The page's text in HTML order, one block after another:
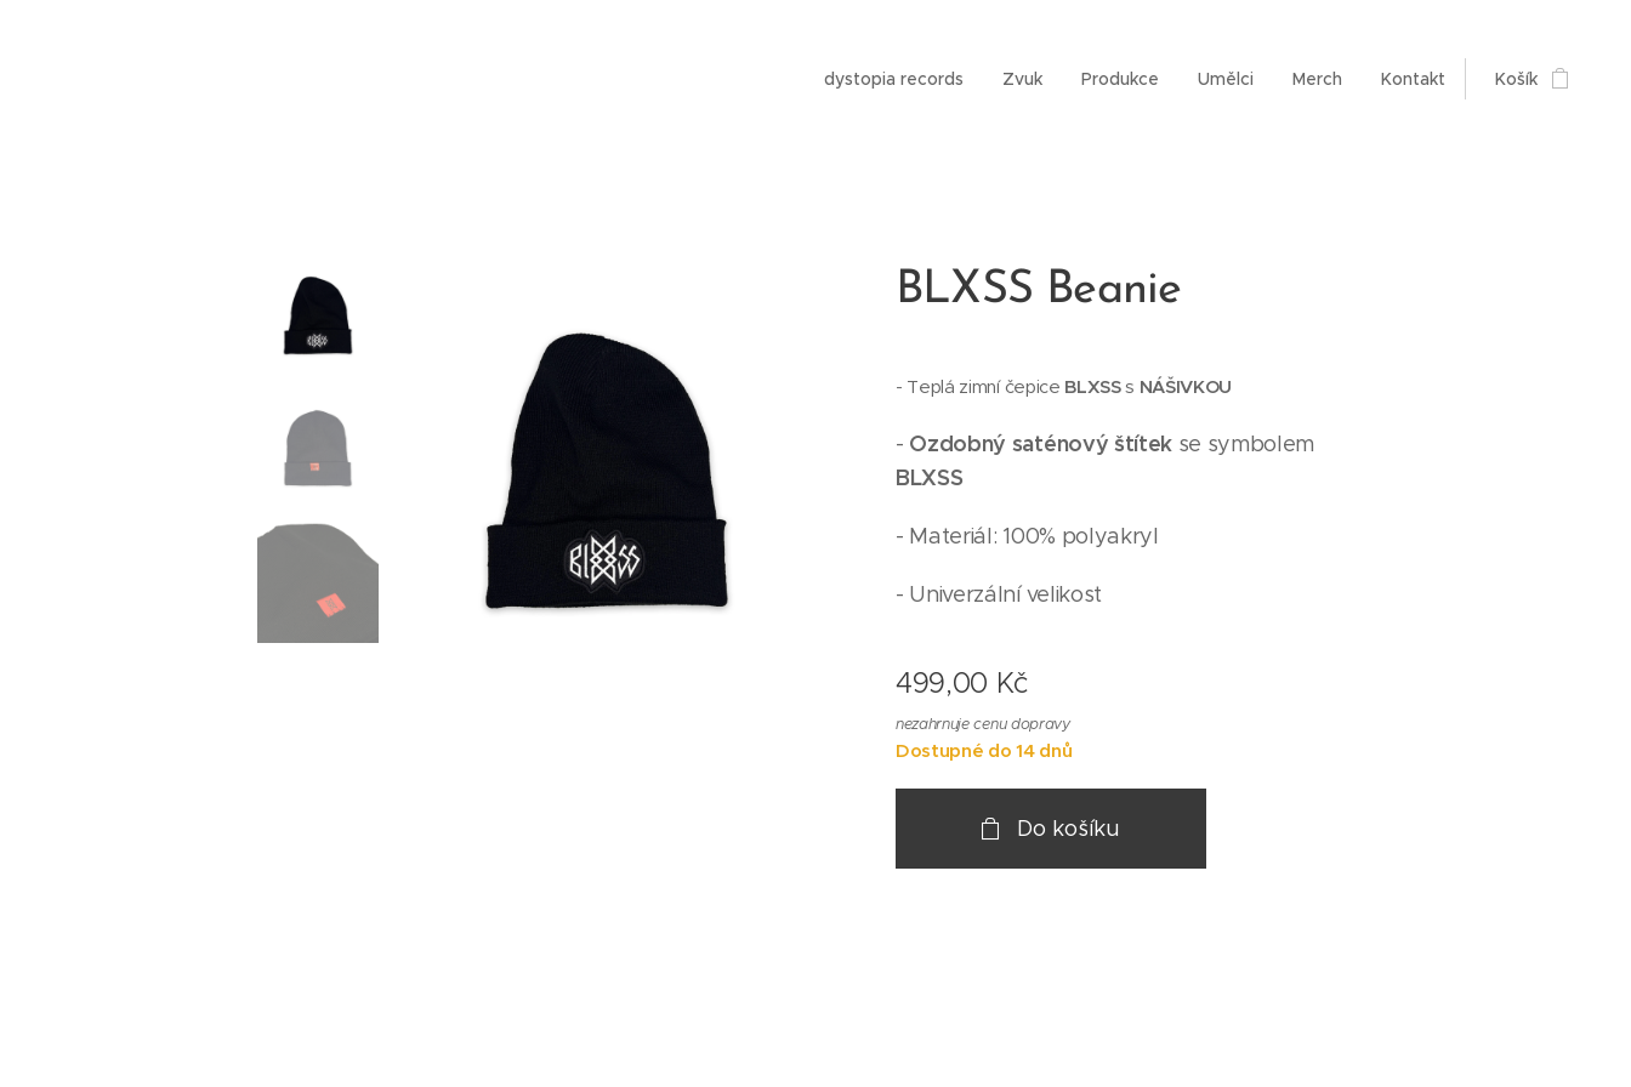
dystopia records Zvuk Produkce Umělci Merch Kontakt Košík
BLXSS Beanie
- Teplá zimní čepice BLXSSs NÁŠIVKOU
- Ozdobný saténový štítek se symbolem
BLXSS
- Materiál: 100% polyakryl
- Univerzální velikost
499,00 Kč
nezahrnuje cenu dopravy
Dostupné do 14 dnů
Do košíku